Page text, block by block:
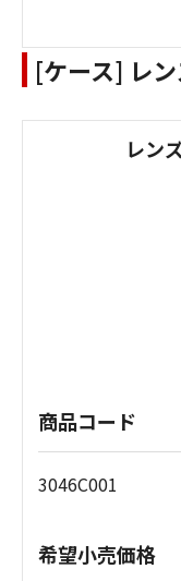
[ケース] レ
レン
商品コード
3046C001
希望小売価格